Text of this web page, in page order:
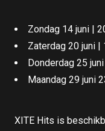
Zondag 14 juni |
Zaterdag 20 juni |
Donderdag 25
Maandag 29 juni
XITE Hits is